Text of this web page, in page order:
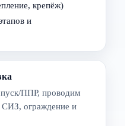
крепёж)
и
ППР, проводим
СИЗ, ограждение и